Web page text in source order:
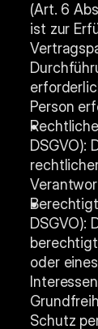
(Art. 6
ist zur
Person
DSGVO):
DSGVO):
oder
Schutz